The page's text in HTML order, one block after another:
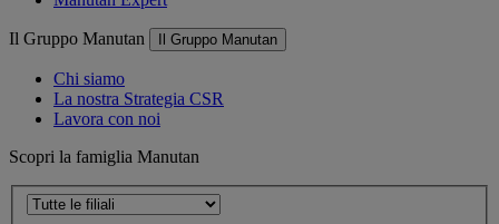
Il Gruppo Manutan Il Gruppo Manutan
Chi siamo
La nostra Strategia CSR
Lavora con noi
Scopri la famiglia Manutan